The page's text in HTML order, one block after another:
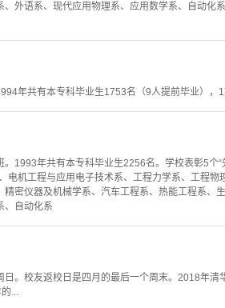
外语系、现代应用物理系、应用数学系、自动化
年共有本专科毕业生1753名（9人提前毕业），
年共有本专科毕业生2256名。学校表彰5个“
机工程与应用电子技术系、工程力学系、工程物
密仪器及机械学系、汽车工程系、热能工程系、
、自动化系
。校友返校日是四月的最后一个周末。2018年清
...